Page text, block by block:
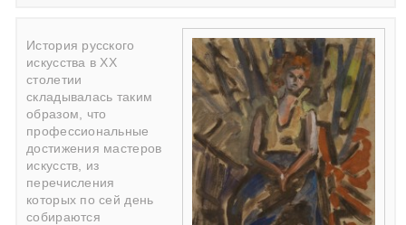
История русского
искусства в ХХ
столетии
складывалась таким
образом, что
профессиональные
достижения мастеров
искусств, из
перечисления
которых по сей день
собираются